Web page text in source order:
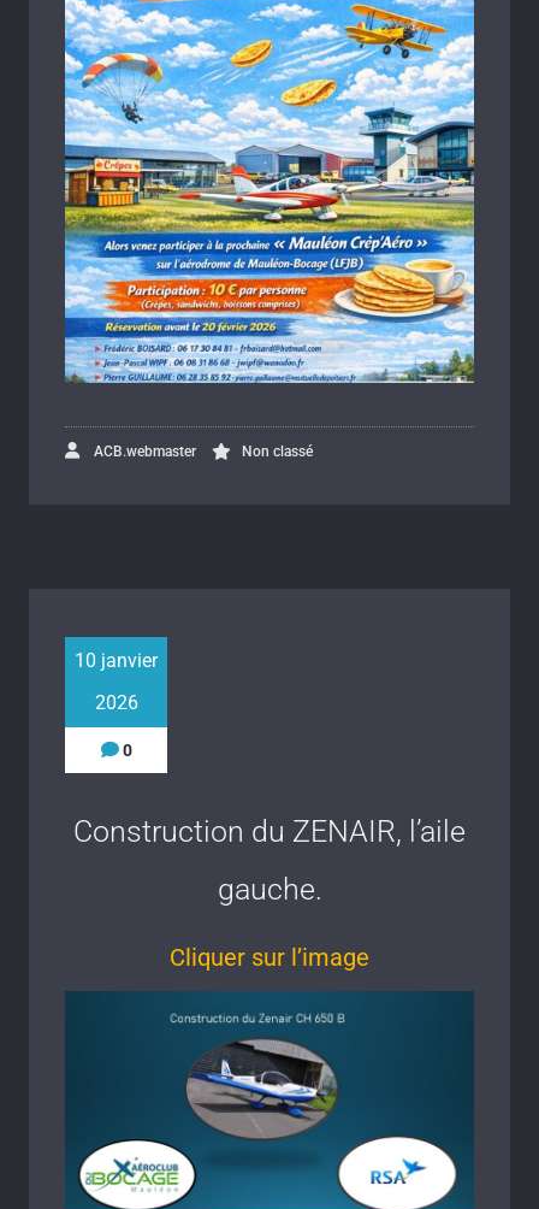
ACB.webmaster Non classé
10 janvier
2026
0
Construction du ZENAIR, l’aile
gauche.
Cliquer sur l’image